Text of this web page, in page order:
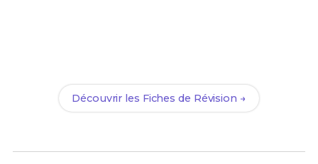
Découvrir les Fiches de Révision →